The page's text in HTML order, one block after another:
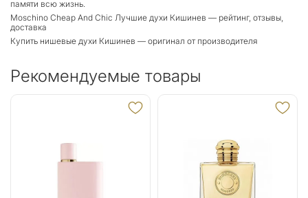
памяти всю жизнь.
Moschino Cheap And Chic Лучшие духи Кишинев — рейтинг, отзывы,
доставка
Купить нишевые духи Кишинев — оригинал от производителя
Рекомендуемые товары